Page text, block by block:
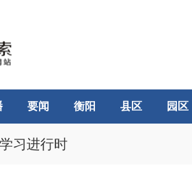
要闻 衡阳 县区 园区
学习进行时